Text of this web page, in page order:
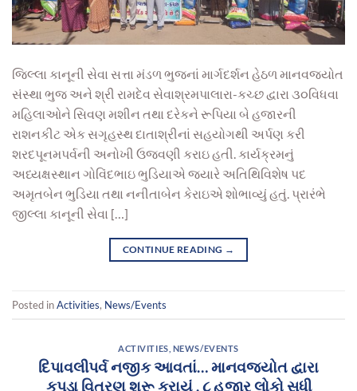
જિલ્લા કાનૂની સેવા સત્તા મંડળ ભુજનાં માર્ગદર્શન હેઠળ માનવજ્યોત
સંસ્થા ભુજ અને શ્રી રામદેવ સેવાશ્રમપાલારા-કચ્છ દ્વારા ૩૦વિધવા
મહિલાઓને સિવણ મશીન તથા દરેકને રૂપિયા બે હજારની
રાશનકીટ એક સગૃહસ્થ દાતાશ્રીનાં સહયોગથી અર્પણ કરી
શરદપૂનમપર્વની અનોખી ઉજવણી કરાઇ હતી. કાર્યક્રમનું
અધ્યક્ષસ્થાન ગોવિંદભાઇ ભુડિયાએ જયારે અતિથિવિશેષ પદ
અમૃતબેન ભુડિયા તથા નનીતાબેન કેરાઇએ શોભાવ્યું હતું. પ્રારંભે
જીલ્લા કાનૂની સેવા […]
CONTINUE READING →
Posted inActivities, News/Events
ACTIVITIES NEWS/EVENTS
દિપાવલીપર્વ નજીક આવતાં… માનવજ્યોત દ્વારા
કપડા વિતરણ શરૂ કરાયું . ૮ હજાર લોકો સુધી